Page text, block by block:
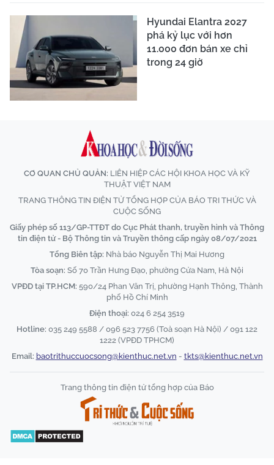
Hyundai Elantra 2027
phá kỷ lục với hơn
11.000 đơn bán xe chỉ
trong 24 giờ
CƠ QUAN CHỦ QUẢN: LIÊN HIỆP CÁC HỘI KHOA HỌC VÀ KỸ
THUẬT VIỆT NAM
TRANG THÔNG TIN ĐIỆN TỬ TỔNG HỢP CỦA BÁO TRI THỨC VÀ
CUỘC SỐNG
Giấy phép số 113/GP-TTĐT do Cục Phát thanh, truyền hình và Thông
tin điện tử - Bộ Thông tin và Truyền thông cấp ngày 08/07/2021
Tổng Biên tập: Nhà báo Nguyễn Thị Mai Hương
Tòa soạn: Số 70 Trần Hưng Đạo, phường Cửa Nam, Hà Nội
VPĐD tại TP.HCM: 590/24 Phan Văn Trị, phường Hạnh Thông, Thành
phố Hồ Chí Minh
Điện thoại: 024 6 254 3519
Hotline: 035 249 5588 / 096 523 7756 (Toà soạn Hà Nội) / 091 122
1222 (VPĐD TPHCM)
Email: baotrithuccuocsong@kienthuc.net.vn - tkts@kienthuc.net.vn
Trang thông tin điện tử tổng hợp của Báo